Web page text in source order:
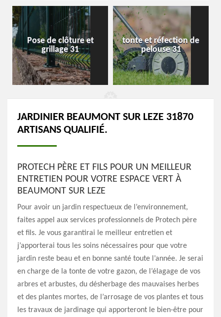
Pose de clôture et
grillage 31
tonte et réfection de
pelouse 31
JARDINIER BEAUMONT SUR LEZE 31870
ARTISANS QUALIFIÉ.
PROTECH PÈRE ET FILS POUR UN MEILLEUR
ENTRETIEN POUR VOTRE ESPACE VERT À
BEAUMONT SUR LEZE
Pour avoir un jardin respectueux de l’environnement,
faites appel aux services professionnels de Protech père
et fils. Je vous garantirai le meilleur entretien et
j’apporterai tous les soins nécessaires pour que votre
jardin reste beau et en bonne santé toute l’année. Je serai
en charge de la tonte de votre gazon, de l’élagage de vos
arbres et arbustes, du désherbage des mauvaises herbes
et des plantes mortes, de l’arrosage de vos plantes et tous
les travaux de jardinage qui apporteront le bien-être pour